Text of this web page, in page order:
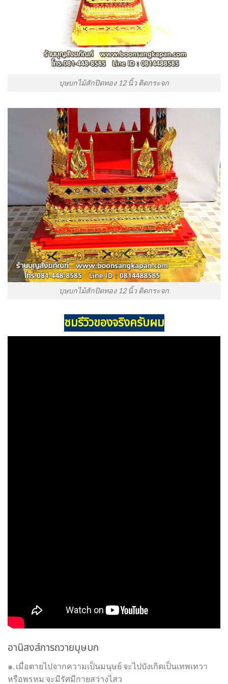
บุษบกไม้สักปิดทอง 12 นิ้ว ติดกระจก
บุษบกไม้สักปิดทอง 12 นิ้ว ติดกระจก
ชมรีวิวของจริงครับผม
อานิสงส์การถวายบุษบก
๑. เมื่อตายไปจากความเป็นมนุษย์ จะไปบังเกิดเป็นเทพเทวา
หรือพรหม จะมีรัศมีกายสว่างไสว